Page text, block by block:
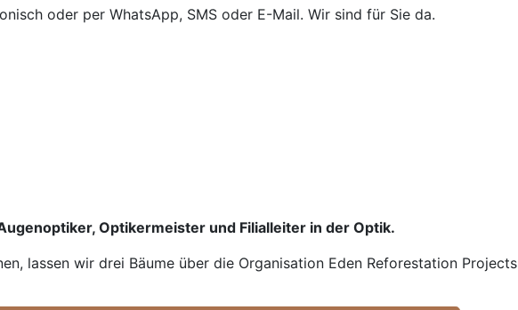
oder per WhatsApp, SMS oder E-Mail. Wir sind für Sie da.
Optikermeister und Filialleiter in der Optik.
lassen wir drei Bäume über die Organisation Eden Reforestation Projects